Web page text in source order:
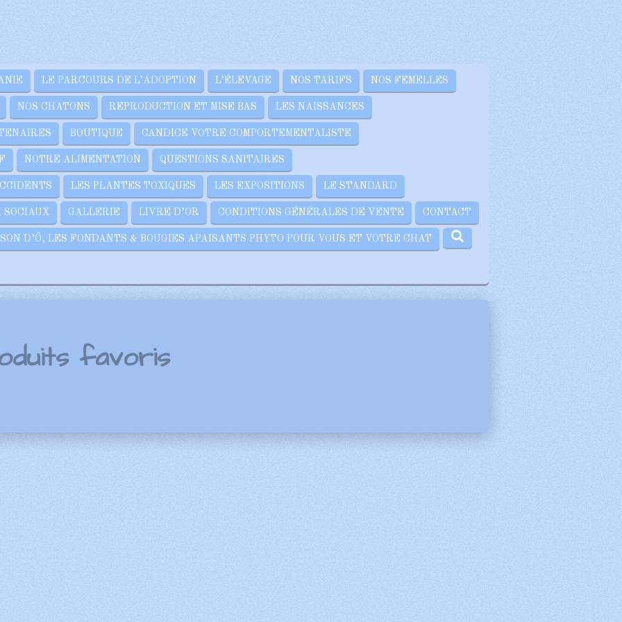
LE PARCOURS DE L’ADOPTION L’ÉLEVAGE NOS TARIFS NOS FEMELLES
NOS CHATONS REPRODUCTION ET MISE BAS LES NAISSANCES
BOUTIQUE CANDICE VOTRE COMPORTEMENTALISTE
NOTRE ALIMENTATION QUESTIONS SANITAIRES
LES PLANTES TOXIQUES LES EXPOSITIONS LE STANDARD
SOCIAUX GALLERIE LIVRE D’OR CONDITIONS GÉNÉRALES DE VENTE CONTACT
D’Ô, LES FONDANTS & BOUGIES APAISANTS PHYTO POUR VOUS ET VOTRE CHAT
favoris